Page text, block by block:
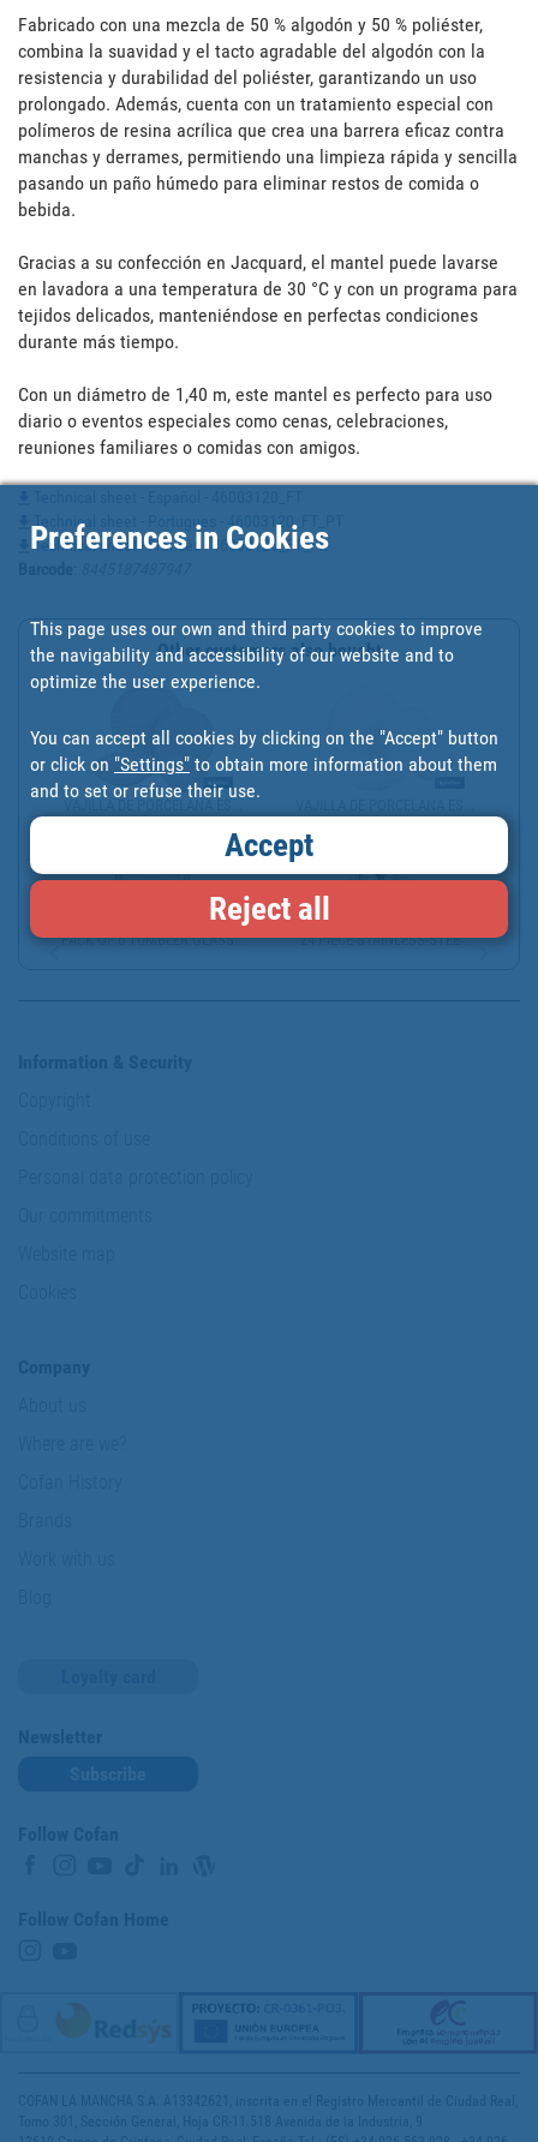
Fabricado con una mezcla de 50 % algodón y 50 % poliéster,
combina la suavidad y el tacto agradable del algodón con la
resistencia y durabilidad del poliéster, garantizando un uso
prolongado. Además, cuenta con un tratamiento especial con
polímeros de resina acrílica que crea una barrera eficaz contra
manchas y derrames, permitiendo una limpieza rápida y sencilla
pasando un paño húmedo para eliminar restos de comida o
bebida.
Gracias a su confección en Jacquard, el mantel puede lavarse
en lavadora a una temperatura de 30 °C y con un programa para
tejidos delicados, manteniéndose en perfectas condiciones
durante más tiempo.
Con un diámetro de 1,40 m, este mantel es perfecto para uso
diario o eventos especiales como cenas, celebraciones,
reuniones familiares o comidas con amigos.
Technical sheet - Portugues - 46003120_FT_PT
Technical sheet - Francés - 46003120_FT_FR
Other customers also bought
PACK OF 6 TUMBLER GLASS... 24-PIECE STAINLESS-STEE...
Preferences in Cookies
This page uses our own and third party cookies to improve
the navigability and accessibility of our website and to
optimize the user experience.
You can accept all cookies by clicking on the "Accept" button
or click on "Settings" to obtain more information about them
and to set or refuse their use.
Accept
Reject all